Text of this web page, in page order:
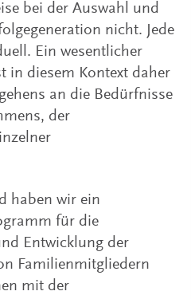
bei der Auswahl und
nicht. Jede
Ein wesentlicher
in diesem Kontext daher
an die Bedürfnisse
der
haben wir ein
für die
Entwicklung der
Familienmitgliedern
mit der